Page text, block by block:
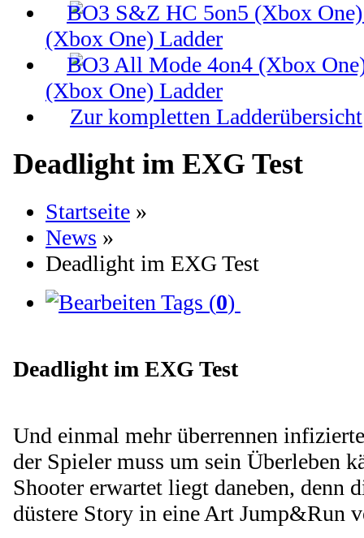
(Xbox One) Ladder
(Xbox One) Ladder
Zur kompletten Ladderübersicht
Deadlight im EXG Test
Startseite »
News »
Deadlight im EXG Test
Tags (0)
Deadlight im EXG Test
Und einmal mehr überrennen
der Spieler muss um sein Überleben
Shooter erwartet liegt daneben, denn
düstere Story in eine Art Jump&Run